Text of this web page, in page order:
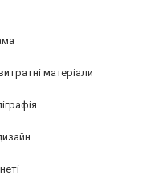
матеріали